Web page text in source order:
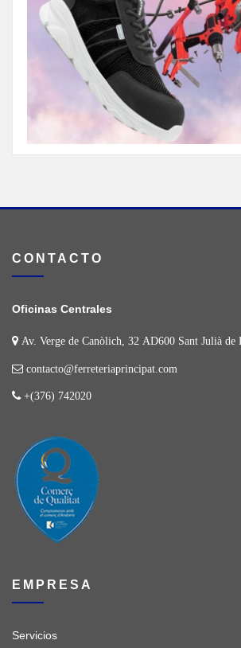
CONTACTO
Oficinas Centrales
Av. Verge de Canòlich, 32 AD600 Sant Julià
contacto@ferreteriaprincipat.com
+(376) 742020
EMPRESA
Servicios